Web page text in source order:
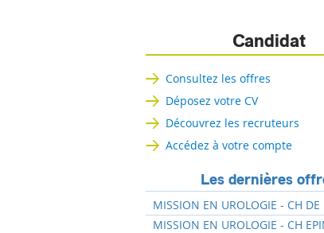
Candidat
Consultez les offres
Déposez votre CV
Découvrez les recruteurs
Accédez à votre compte
Les dernières
MISSION EN UROLOGIE - CH DE
MISSION EN UROLOGIE - CH